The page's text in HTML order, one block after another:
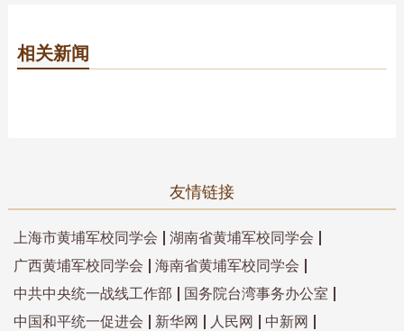
相关新闻
友情链接
上海市黄埔军校同学会
湖南省黄埔军校同学会
广西黄埔军校同学会
海南省黄埔军校同学会
中共中央统一战线工作部
国务院台湾事务办公室
中国和平统一促进会
新华网 人民网
中新网